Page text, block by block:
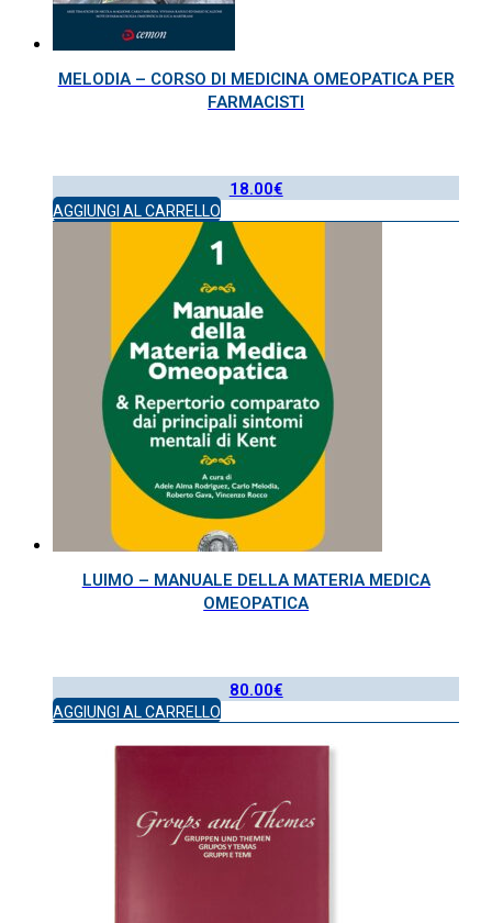
MELODIA – CORSO DI MEDICINA OMEOPATICA PER
FARMACISTI
18.00€
AGGIUNGI AL CARRELLO
LUIMO – MANUALE DELLA MATERIA MEDICA
OMEOPATICA
80.00€
AGGIUNGI AL CARRELLO